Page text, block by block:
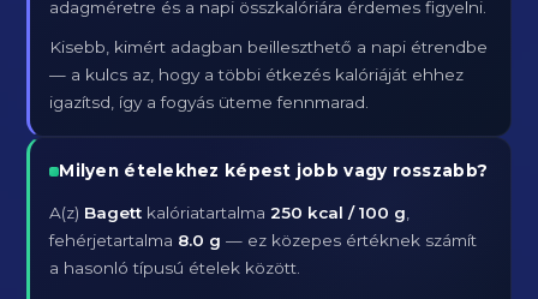
adagméretre és a napi összkalóriára érdemes figyelni.
Kisebb, kimért adagban beilleszthető a napi étrendbe
— a kulcs az, hogy a többi étkezés kalóriáját ehhez
igazítsd, így a fogyás üteme fennmarad.
Milyen ételekhez képest jobb vagy rosszabb?
A(z) Bagett kalóriatartalma250 kcal / 100 g
fehérjetartalma 8.0 g — ez közepes értéknek számít
a hasonló típusú ételek között.